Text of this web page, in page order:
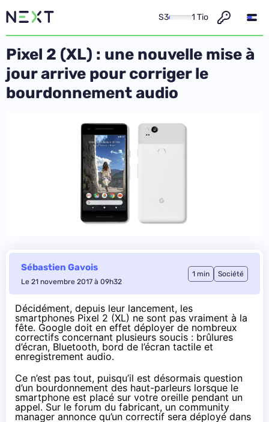
S3 1 Tio
Pixel 2 (XL) : une nouvelle mise à
jour arrive pour corriger le
bourdonnement audio
Sébastien Gavois
Le 21 novembre 2017 à 09h32
1 min Société
Décidément, depuis leur lancement, les
smartphones Pixel 2 (XL) ne sont pas vraiment à la
fête. Google doit en effet déployer de nombreux
correctifs concernant plusieurs soucis : brûlures
d’écran, Bluetooth, bord de l’écran tactile et
enregistrement audio.
Ce n’est pas tout, puisqu’il est désormais question
d’un bourdonnement des haut-parleurs lorsque le
smartphone est placé sur votre oreille pendant un
appel. Sur le forum du fabricant, un community
manager annonce qu’un correctif sera déployé dans